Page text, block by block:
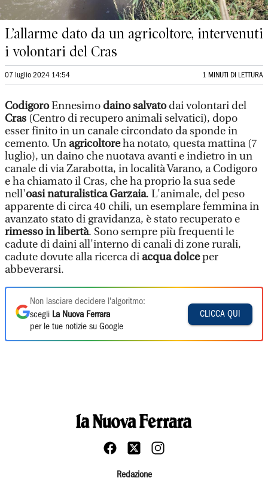
L’allarme dato da un agricoltore, intervenuti
i volontari del Cras
07 luglio 2024 14:54 1 MINUTI DI LETTURA
CodigoroEnnesimo daino salvatodai volontari del
Cras (Centro di recupero animali selvatici), dopo
esser finito in un canale circondato da sponde in
cemento. Un agricoltoreha notato, questa mattina (7
luglio), un daino che nuotava avanti e indietro in un
canale di via Zarabotta, in località Varano, a Codigoro
e ha chiamato il Cras, che ha proprio la sua sede
nell'oasi naturalistica Garzaia. L'animale, del peso
apparente di circa 40 chili, un esemplare femmina in
avanzato stato di gravidanza, è stato recuperato e
rimesso in libertà. Sono sempre più frequenti le
cadute di daini all'interno di canali di zone rurali,
cadute dovute alla ricerca di acqua dolceper
abbeverarsi.
Non lasciare decidere l'algoritmo:
scegli La Nuova Ferrara
per le tue notizie su Google
CLICCA QUI
Redazione